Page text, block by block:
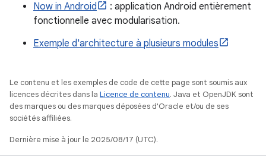
Now in Android
: application Android entièrement
fonctionnelle avec modularisation.
Exemple d'architecture à plusieurs modules
Le contenu et les exemples de code de cette page sont soumis aux
licences décrites dans la Licence de contenu. Java et OpenJDK sont
des marques ou des marques déposées d'Oracle et/ou de ses
sociétés affiliées.
Dernière mise à jour le 2025/08/17 (UTC).